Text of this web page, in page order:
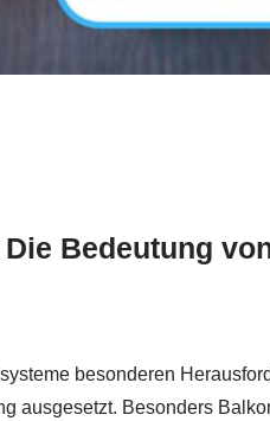
Bedeutung
besonderen
ausgesetzt. Besonders